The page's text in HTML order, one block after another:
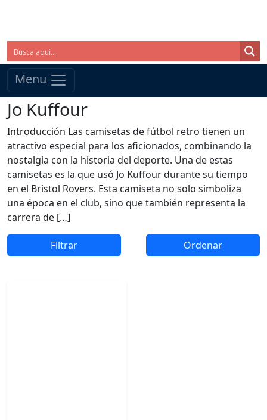
Menu
Jo Kuffour
Introducción Las camisetas de fútbol retro tienen un
atractivo especial para los aficionados, combinando la
nostalgia con la historia del deporte. Una de estas
camisetas es la que usó Jo Kuffour durante su tiempo
en el Bristol Rovers. Esta camiseta no solo simboliza
una época en el club, sino que también representa la
carrera de […]
Filtrar Ordenar